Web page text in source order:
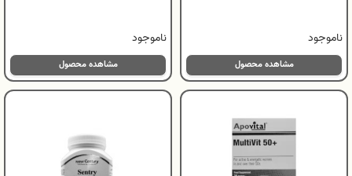
ناموجود
مشاهده محصول
ناموجود
مشاهده محصول